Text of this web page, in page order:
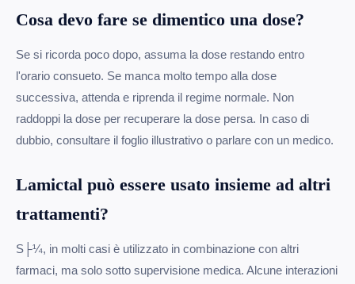
Cosa devo fare se dimentico una dose?
Se si ricorda poco dopo, assuma la dose restando entro
l'orario consueto. Se manca molto tempo alla dose
successiva, attenda e riprenda il regime normale. Non
raddoppi la dose per recuperare la dose persa. In caso di
dubbio, consultare il foglio illustrativo o parlare con un medico.
Lamictal può essere usato insieme ad altri
trattamenti?
S├¼, in molti casi è utilizzato in combinazione con altri
farmaci, ma solo sotto supervisione medica. Alcune interazioni